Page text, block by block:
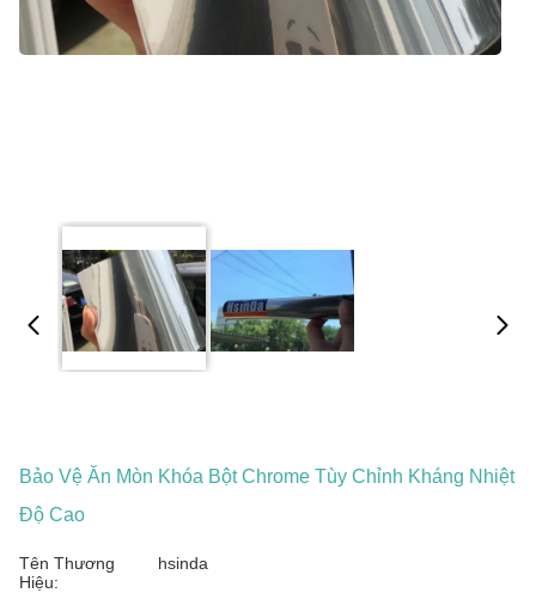
Bảo Vệ Ăn Mòn Khóa Bột Chrome Tùy Chỉnh Kháng Nhiệt
Độ Cao
Tên Thương
Hiệu:
hsinda